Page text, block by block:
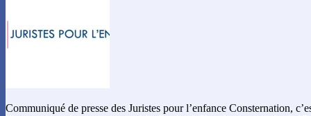
Communiqué de presse des Juristes pour l’enfance Consternation,